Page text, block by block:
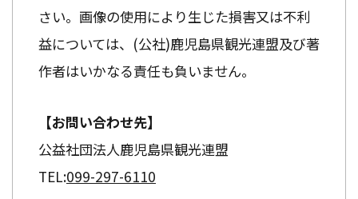
さい。画像の使用により生じた損害又は不利
益については、(公社)鹿児島県観光連盟及び著
作者はいかなる責任も負いません。
【お問い合わせ先】
公益社団法人鹿児島県観光連盟
TEL:099-297-6110